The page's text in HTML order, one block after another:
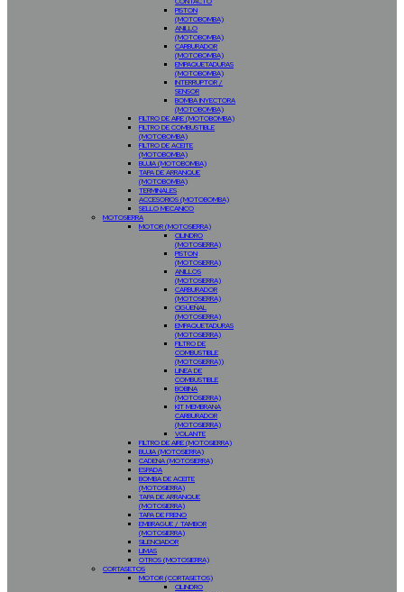
PISTON
(MOTOBOMBA)
ANILLO
(MOTOBOMBA)
CARBURADOR
(MOTOBOMBA)
EMPAQUETADURAS
(MOTOBOMBA)
INTERRUPTOR /
SENSOR
BOMBA INYECTORA
(MOTOBOMBA)
FILTRO DE AIRE (MOTOBOMBA)
FILTRO DE COMBUSTIBLE
(MOTOBOMBA)
FILTRO DE ACEITE
(MOTOBOMBA)
BUJIA (MOTOBOMBA)
TAPA DE ARRANQUE
(MOTOBOMBA)
TERMINALES
ACCESORIOS (MOTOBOMBA)
SELLO MECANICO
MOTOSIERRA
MOTOR (MOTOSIERRA)
CILINDRO
(MOTOSIERRA)
PISTON
(MOTOSIERRA)
ANILLOS
(MOTOSIERRA)
CARBURADOR
(MOTOSIERRA)
CIGÜEÑAL
(MOTOSIERRA)
EMPAQUETADURAS
(MOTOSIERRA)
FILTRO DE
COMBUSTIBLE
(MOTOSIERRA))
LINEA DE
COMBUSTIBLE
BOBINA
(MOTOSIERRA)
KIT MEMBRANA
CARBURADOR
(MOTOSIERRA)
VOLANTE
FILTRO DE AIRE (MOTOSIERRA)
BUJIA (MOTOSIERRA)
CADENA (MOTOSIERRA)
ESPADA
BOMBA DE ACEITE
(MOTOSIERRA)
TAPA DE ARRANQUE
(MOTOSIERRA)
TAPA DE FRENO
EMBRAGUE / TAMBOR
(MOTOSIERRA)
SILENCIADOR
LIMAS
OTROS (MOTOSIERRA)
CORTASETOS
MOTOR (CORTASETOS)
CILINDRO